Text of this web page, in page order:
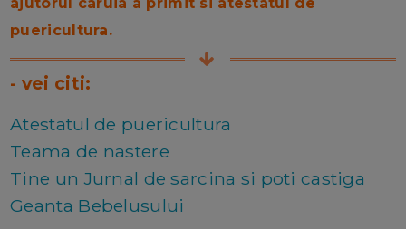
puericultura.
- vei citi:
Atestatul de puericultura
Teama de nastere
Tine un Jurnal de sarcina si poti castiga
Geanta Bebelusului